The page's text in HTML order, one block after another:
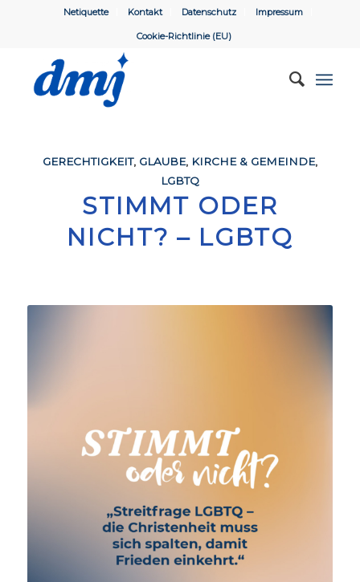
Netiquette Kontakt Datenschutz Impressum
Cookie-Richtlinie (EU)
GERECHTIGKEIT, GLAUBE, KIRCHE & GEMEINDE,
LGBTQ
STIMMT ODER
NICHT? – LGBTQ